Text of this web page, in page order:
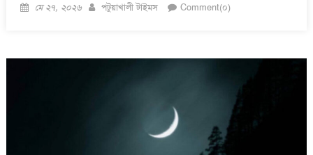
Posted
মে ২৭, ২০২৬ Author
পটুয়াখালী টাইমস Comment(০)